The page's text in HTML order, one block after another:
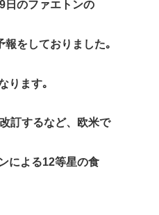
日のファエトンの
をしておりました｡
ります｡
訂するなど、欧米で
による12等星の食